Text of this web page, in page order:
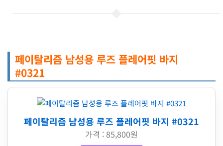
페이탈리즘 남성용 루즈 플레어핏 바지
#0321
페이탈리즘 남성용 루즈 플레어핏 바지 #0321
가격 : 85,800원